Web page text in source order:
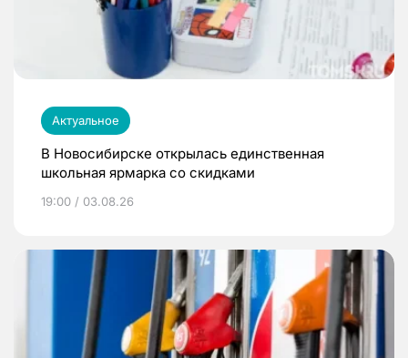
Актуальное
В Новосибирске открылась единственная
школьная ярмарка со скидками
19:00 / 03.08.26